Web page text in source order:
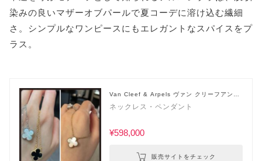
染みの良いマザーオブパールで夏コーデに溶け込む繊細
さ。シンプルなワンピースにもエレガントなスパイスをプ
ラス。
Van Cleef & Arpels ヴァン クリーフアンド
アーペル
ネックレス・ペンダント
¥598,000
販売サイトをチェック